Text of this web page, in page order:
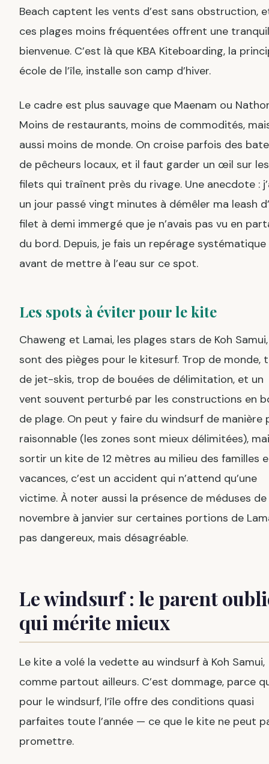
Beach captent les vents d’est sans obstruction,
ces plages moins fréquentées offrent une
bienvenue. C’est là que KBA Kiteboarding, la
école de l’île, installe son camp d’hiver.
Le cadre est plus sauvage que Maenam ou
Moins de restaurants, moins de commodités,
aussi moins de monde. On croise parfois des
de pêcheurs locaux, et il faut garder un œil sur les
filets qui traînent près du rivage. Une anecdote :
un jour passé vingt minutes à démêler ma leash
filet à demi immergé que je n’avais pas vu en
du bord. Depuis, je fais un repérage systématique
avant de mettre à l’eau sur ce spot.
Les spots à éviter pour le kite
Chaweng et Lamai, les plages stars de Koh Samui,
sont des pièges pour le kitesurf. Trop de monde,
de jet-skis, trop de bouées de délimitation, et un
vent souvent perturbé par les constructions en
de plage. On peut y faire du windsurf de manière
raisonnable (les zones sont mieux délimitées),
sortir un kite de 12 mètres au milieu des familles
vacances, c’est un accident qui n’attend qu’une
victime. À noter aussi la présence de méduses de
novembre à janvier sur certaines portions de
pas dangereux, mais désagréable.
Le windsurf : le parent
qui mérite mieux
Le kite a volé la vedette au windsurf à Koh Samui,
comme partout ailleurs. C’est dommage, parce
pour le windsurf, l’île offre des conditions quasi
parfaites toute l’année — ce que le kite ne peut
promettre.